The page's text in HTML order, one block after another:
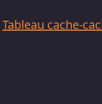
Tableau cache-